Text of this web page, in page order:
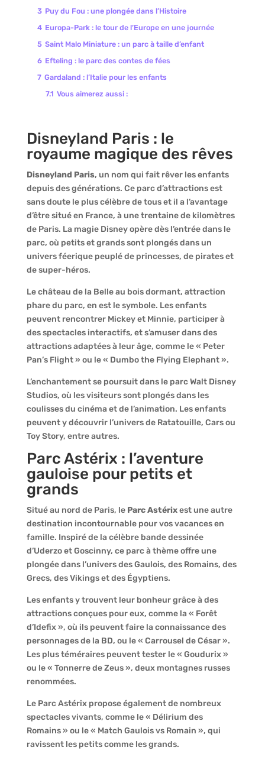
3 Puy du Fou : une plongée dans l’Histoire
4 Europa-Park : le tour de l’Europe en une journée
5 Saint Malo Miniature : un parc à taille d’enfant
6 Efteling : le parc des contes de fées
7 Gardaland : l’Italie pour les enfants
7.1 Vous aimerez aussi :
Disneyland Paris : le
royaume magique des rêves
Disneyland Paris, un nom qui fait rêver les enfants
depuis des générations. Ce parc d’attractions est
sans doute le plus célèbre de tous et il a l’avantage
d’être situé en France, à une trentaine de kilomètres
de Paris. La magie Disney opère dès l’entrée dans le
parc, où petits et grands sont plongés dans un
univers féerique peuplé de princesses, de pirates et
de super-héros.
Le château de la Belle au bois dormant, attraction
phare du parc, en est le symbole. Les enfants
peuvent rencontrer Mickey et Minnie, participer à
des spectacles interactifs, et s’amuser dans des
attractions adaptées à leur âge, comme le « Peter
Pan’s Flight » ou le « Dumbo the Flying Elephant ».
L’enchantement se poursuit dans le parc Walt Disney
Studios, où les visiteurs sont plongés dans les
coulisses du cinéma et de l’animation. Les enfants
peuvent y découvrir l’univers de Ratatouille, Cars ou
Toy Story, entre autres.
Parc Astérix : l’aventure
gauloise pour petits et
grands
Situé au nord de Paris, le Parc Astérixest une autre
destination incontournable pour vos vacances en
famille. Inspiré de la célèbre bande dessinée
d’Uderzo et Goscinny, ce parc à thème offre une
plongée dans l’univers des Gaulois, des Romains, des
Grecs, des Vikings et des Égyptiens.
Les enfants y trouvent leur bonheur grâce à des
attractions conçues pour eux, comme la « Forêt
d’Idefix », où ils peuvent faire la connaissance des
personnages de la BD, ou le « Carrousel de César ».
Les plus téméraires peuvent tester le « Goudurix »
ou le « Tonnerre de Zeus », deux montagnes russes
renommées.
Le Parc Astérix propose également de nombreux
spectacles vivants, comme le « Délirium des
Romains » ou le « Match Gaulois vs Romain », qui
ravissent les petits comme les grands.